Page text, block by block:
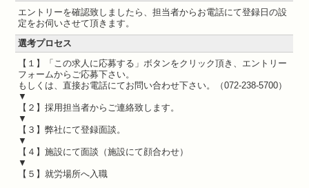
エントリーを確認致しましたら、担当者からお電話にて登録日の設
定をお伺いさせて頂きます。
選考プロセス
【１】「この求人に応募する」ボタンをクリック頂き、エントリー
フォームからご応募下さい。
もしくは、直接お電話にてお問い合わせ下さい。（072-238-5700）
▼
【２】採用担当者からご連絡致します。
▼
【３】弊社にて登録面談。
▼
【４】施設にて面談（施設にて顔合わせ）
▼
【５】就労場所へ入職